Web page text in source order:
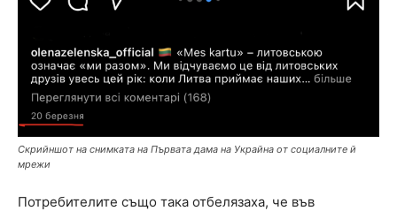
Скрийншот на снимката на Първата дама на Украйна от социалните й
мрежи
Потребителите също така отбелязаха, че във